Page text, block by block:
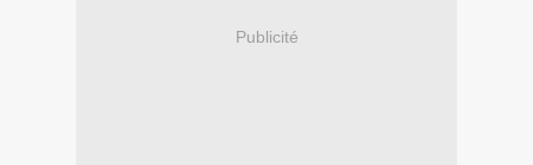
Publicité